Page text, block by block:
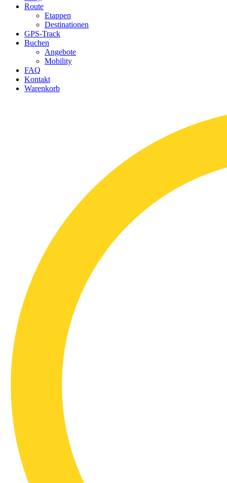
Route
Etappen
Destinationen
GPS-Track
Buchen
Angebote
Mobility
FAQ
Kontakt
Warenkorb